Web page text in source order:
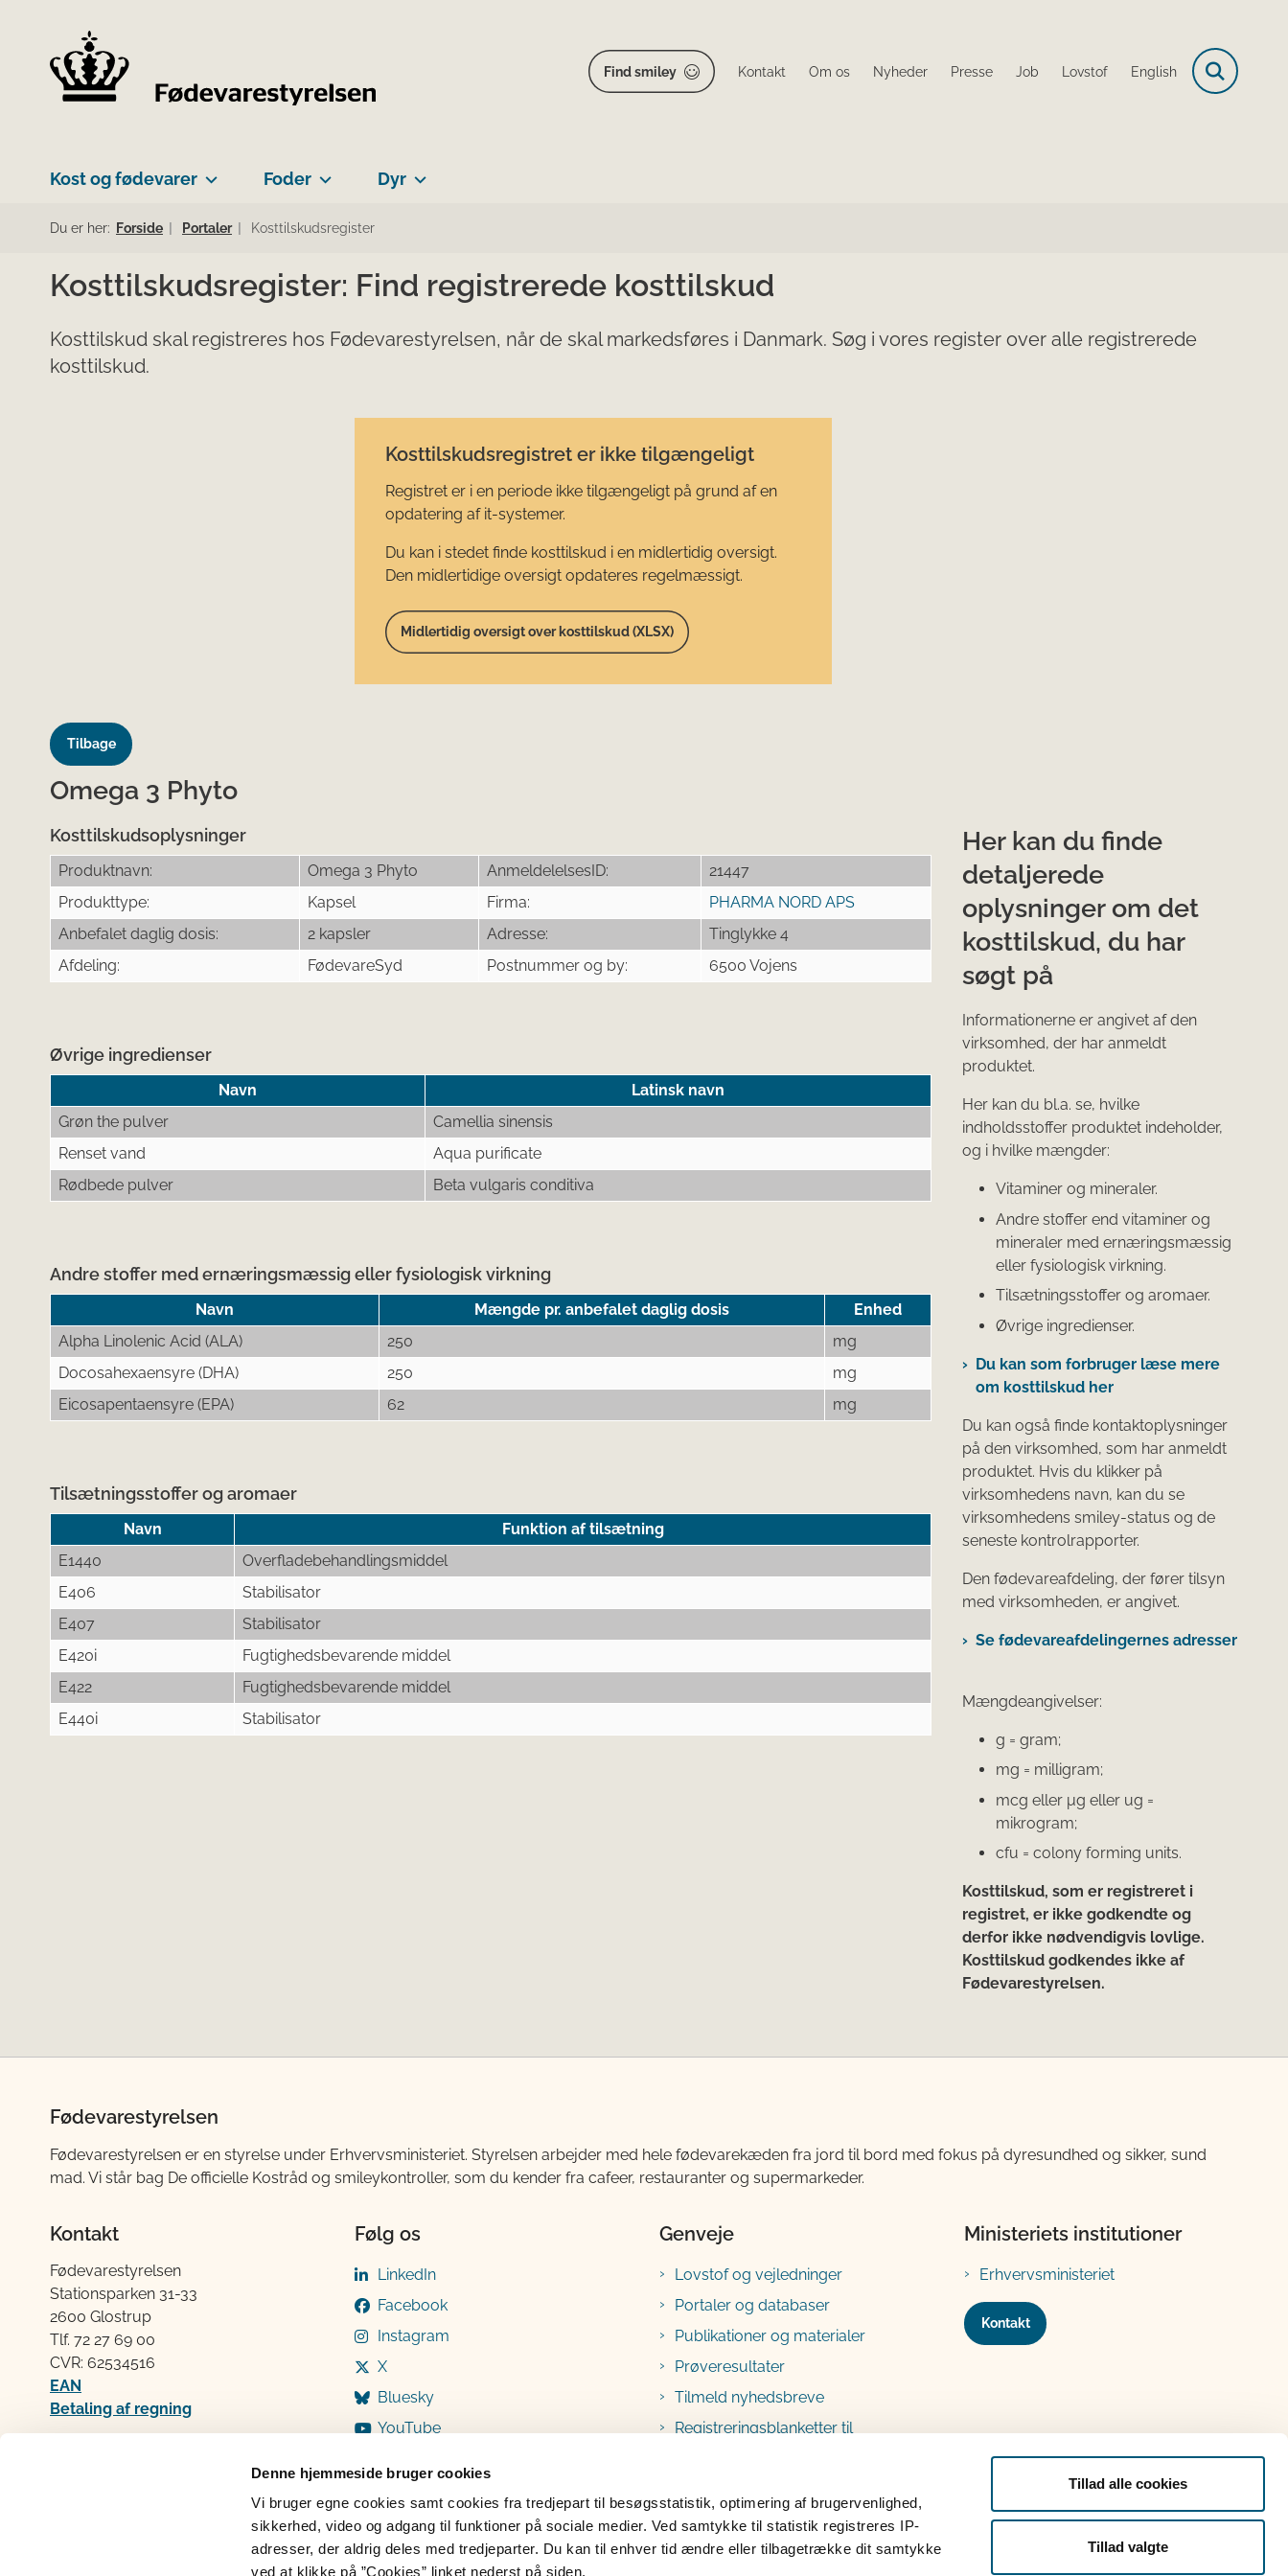
Denne hjemmeside bruger cookies
Vi bruger egne cookies samt cookies fra tredjepart til besøgsstatistik, optimering af brugervenlighed,
sikkerhed, video og adgang til funktioner på sociale medier. Ved samtykke til statistik registreres IP-
adresser, der aldrig deles med tredjeparter. Du kan til enhver tid ændre eller tilbagetrække dit samtykke
ved at klikke på ”Cookies” linket nederst på siden.
Tillad alle cookies
Tillad valgte
Find smiley Kontakt Om os Nyheder Presse Job Lovstof English
Kost og fødevarer Foder Dyr
Du er her: Forside Portaler Kosttilskudsregister
Kosttilskudsregister: Find registrerede kosttilskud
Kosttilskud skal registreres hos Fødevarestyrelsen, når de skal markedsføres i Danmark. Søg i vores register over alle registrerede
kosttilskud.
Kosttilskudsregistret er ikke tilgængeligt
Registret er i en periode ikke tilgængeligt på grund af en
opdatering af it-systemer.
Du kan i stedet finde kosttilskud i en midlertidig oversigt.
Den midlertidige oversigt opdateres regelmæssigt.
Midlertidig oversigt over kosttilskud (XLSX)
Tilbage
Omega 3 Phyto
Kosttilskudsoplysninger
Produktnavn: Omega 3 Phyto AnmeldelelsesID:
21447
Produkttype:
Kapsel Firma:
PHARMA NORD APS
Anbefalet daglig dosis:
2 kapsler Adresse:
Tinglykke 4
Afdeling:
FødevareSyd Postnummer og by: 6500 Vojens
Øvrige ingredienser
Navn
Latinsk navn
Grøn the pulver
Camellia sinensis
Renset vand
Aqua purificate
Rødbede pulver
Beta vulgaris conditiva
Andre stoffer med ernæringsmæssig eller fysiologisk virkning
Navn Mængde pr. anbefalet daglig dosis
Enhed
Alpha Linolenic Acid (ALA)
250
mg
Docosahexaensyre (DHA)
250
mg
Eicosapentaensyre (EPA)
62 mg
Tilsætningsstoffer og aromaer
Navn
Funktion af tilsætning
E1440
Overfladebehandlingsmiddel
E406
Stabilisator
E407
Stabilisator
E420i
Fugtighedsbevarende middel
E422
Fugtighedsbevarende middel
E440i
Stabilisator
Her kan du finde
detaljerede
oplysninger om det
kosttilskud, du har
søgt på
Informationerne er angivet af den
virksomhed, der har anmeldt
produktet.
Her kan du bl.a. se, hvilke
indholdsstoffer produktet indeholder,
og i hvilke mængder:
Vitaminer og mineraler.
Andre stoffer end vitaminer og
mineraler med ernæringsmæssig
eller fysiologisk virkning.
Tilsætningsstoffer og aromaer.
Øvrige ingredienser.
Du kan som forbruger læse mere
om kosttilskud her
Du kan også finde kontaktoplysninger
på den virksomhed, som har anmeldt
produktet. Hvis du klikker på
virksomhedens navn, kan du se
virksomhedens smiley-status og de
seneste kontrolrapporter.
Den fødevareafdeling, der fører tilsyn
med virksomheden, er angivet.
Se fødevareafdelingernes adresser
Mængdeangivelser:
g = gram;
mg = milligram;
mcg eller μg eller ug =
mikrogram;
cfu = colony forming units.
Kosttilskud, som er registreret i
registret, er ikke godkendte og
derfor ikke nødvendigvis lovlige.
Kosttilskud godkendes ikke af
Fødevarestyrelsen.
Fødevarestyrelsen
Fødevarestyrelsen er en styrelse under Erhvervsministeriet. Styrelsen arbejder med hele fødevarekæden fra jord til bord med fokus på dyresundhed og sikker, sund
mad. Vi står bag De officielle Kostråd og smileykontroller, som du kender fra cafeer, restauranter og supermarkeder.
Kontakt
Fødevarestyrelsen
Stationsparken 31-33
2600 Glostrup
Tlf. 72 2​​​7 69 00
CVR: 62534516
EAN
Betaling af regning
Følg os
LinkedIn
Facebook
Instagram
X
Bluesky
YouTube
Genveje
Lovstof og vejledninger
Portaler og databaser
Publikationer og materialer
Prøveresultater
Tilmeld nyhedsbreve
Registreringsblanketter til
Ministeriets institutioner
Erhvervsministeriet
Kontakt